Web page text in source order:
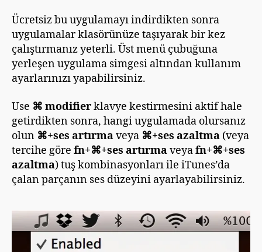
Ücretsiz bu uygulamayı indirdikten sonra
uygulamalar klasörünüze taşıyarak bir kez
çalıştırmanız yeterli. Üst menü çubuğuna
yerleşen uygulama simgesi altından kullanım
ayarlarınızı yapabilirsiniz.
Use ⌘ modifierklavye kestirmesini aktif hale
getirdikten sonra, hangi uygulamada olursanız
olun ⌘+ses artırmaveya ⌘+ses azaltma (veya
tercihe göre fn+⌘+ses artırmaveyafn+⌘+ses
azaltma)tuş kombinasyonları ile iTunes’da
çalan parçanın ses düzeyini ayarlayabilirsiniz.